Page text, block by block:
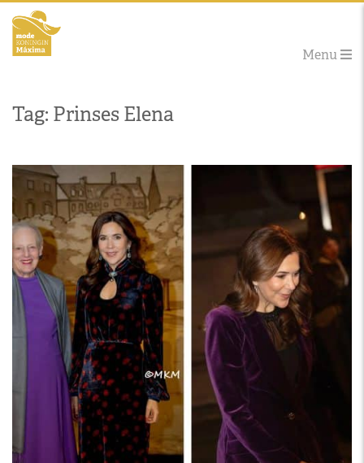
Menu
Tag: Prinses Elena